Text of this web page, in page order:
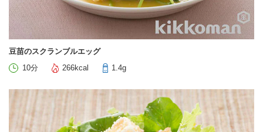
豆苗のスクランブルエッグ
10分
266kcal 1.4g